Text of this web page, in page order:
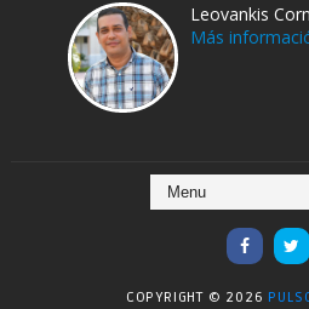
Leovankis
Más
COPYRIGHT © 2026